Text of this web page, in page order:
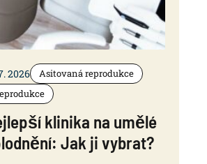
2026
Asitovaná reprodukce
klinika na umělé
Jak ji vybrat?